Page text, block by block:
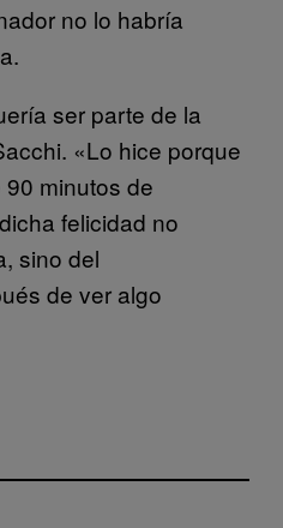
no lo habría
ser parte de la
«Lo hice porque
minutos de
felicidad no
sino del
de ver algo